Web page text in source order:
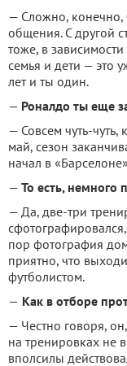
— Сложно, конечно,
общения. С другой
тоже, в зависимости
семья и дети — это
лет и ты один.
— Роналдо ты еще
— Совсем чуть-
май, сезон
начал в
— То есть, немного
— Да, две-три
пор фотография
приятно, что
футболистом.
— Как в отборе
— Честно говоря,
на тренировках не
вполсилы